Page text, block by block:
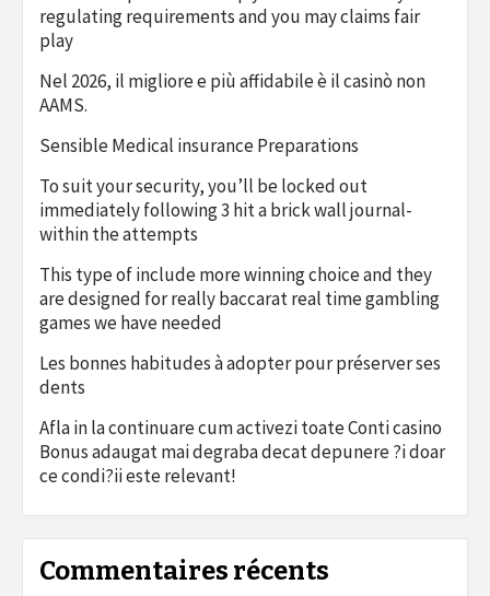
regulating requirements and you may claims fair
play
Nel 2026, il migliore e più affidabile è il casinò non
AAMS.
Sensible Medical insurance Preparations
To suit your security, you’ll be locked out
immediately following 3 hit a brick wall journal-
within the attempts
This type of include more winning choice and they
are designed for really baccarat real time gambling
games we have needed
Les bonnes habitudes à adopter pour préserver ses
dents
Afla in la continuare cum activezi toate Conti casino
Bonus adaugat mai degraba decat depunere ?i doar
ce condi?ii este relevant!
Commentaires récents